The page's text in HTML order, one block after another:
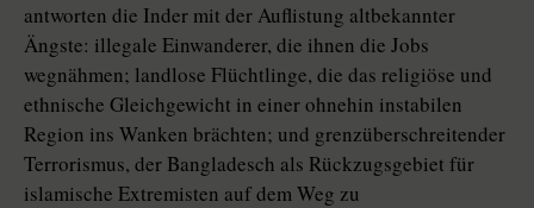
antworten die Inder mit der Auflistung altbekannter
Ängste: illegale Einwanderer, die ihnen die Jobs
wegnähmen; landlose Flüchtlinge, die das religiöse und
ethnische Gleichgewicht in einer ohnehin instabilen
Region ins Wanken brächten; und grenzüberschreitender
Terrorismus, der Bangladesch als Rückzugsgebiet für
islamische Extremisten auf dem Weg zu